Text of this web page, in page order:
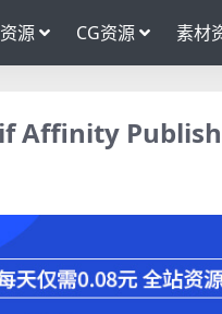
源 CG资源 素材
Affinity